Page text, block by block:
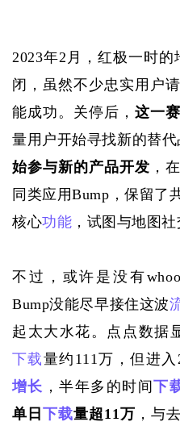
2023年2月，红极一时的
闭，虽然不少忠实用户
能成功。关停后，这一
量用户开始寻找新的替代
始参与新的产品开发 ，
同类应用Bump，保留了
核心功能 ，试图与地图社
不过，或许是没有
Bump没能尽早接住这波
起太大水花。点点数据
下载量约111万，但进
增长 ，半年多的时间下
单日 下载量超11万 ，与